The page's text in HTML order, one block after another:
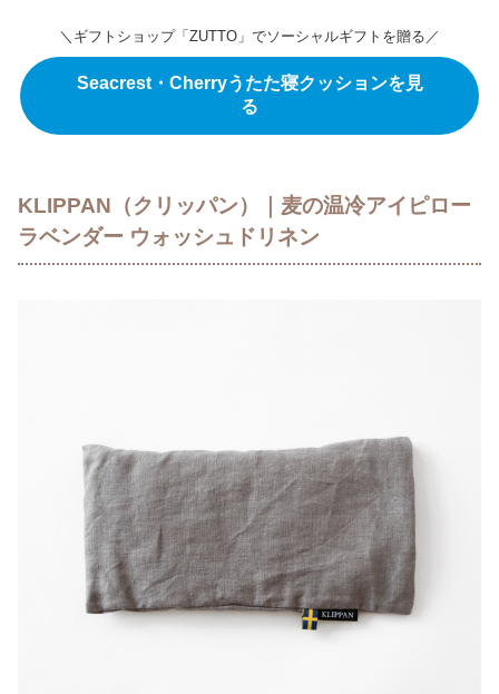
＼ギフトショップ「ZUTTO」でソーシャルギフトを贈る／
Seacrest・Cherryうたた寝クッションを見
る
KLIPPAN（クリッパン）｜麦の温冷アイピロー
ラベンダー ウォッシュドリネン